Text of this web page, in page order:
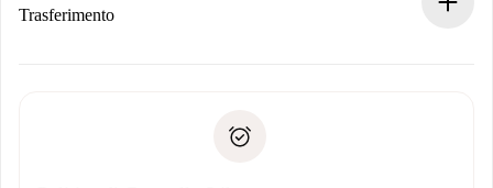
Se rifiutata: non ti addebiteremo nulla e ti proporremo
Domiciliazione del pagamento
Trasferimento
solo se non segnali problemi.